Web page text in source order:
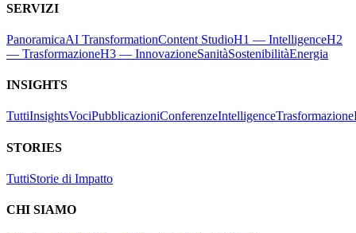
SERVIZI
PanoramicaAI TransformationContent StudioH1 — IntelligenceH2
— TrasformazioneH3 — InnovazioneSanitàSostenibilitàEnergia
INSIGHTS
TuttiInsightsVociPubblicazioniConferenzeIntelligenceTrasformazione
STORIES
TuttiStorie di Impatto
CHI SIAMO